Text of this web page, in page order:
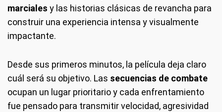
marciales y las historias clásicas de revancha para
construir una experiencia intensa y visualmente
impactante.
Desde sus primeros minutos, la película deja claro
cuál será su objetivo. Las secuencias de combate
ocupan un lugar prioritario y cada enfrentamiento
fue pensado para transmitir velocidad, agresividad